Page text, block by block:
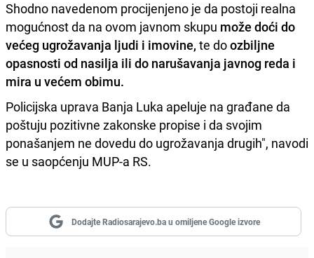
Shodno navedenom procijenjeno je da postoji realna
mogućnost da na ovom javnom skupu može doći do
većeg ugrožavanja ljudi i imovine, te doozbiljne
opasnosti od nasilja ili do narušavanja javnog reda i
mira u većem obimu.
Policijska uprava Banja Luka apeluje na građane da
poštuju pozitivne zakonske propise i da svojim
ponašanjem ne dovedu do ugrožavanja drugih", navodi
se u saopćenju MUP-a RS.
Dodajte Radiosarajevo.ba u omiljene Google izvore